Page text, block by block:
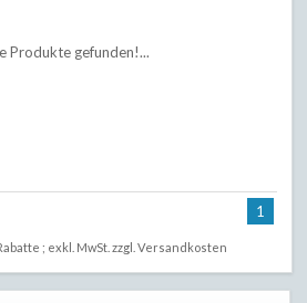
Produkte gefunden!...
1
; exkl. MwSt. zzgl. Versandkosten